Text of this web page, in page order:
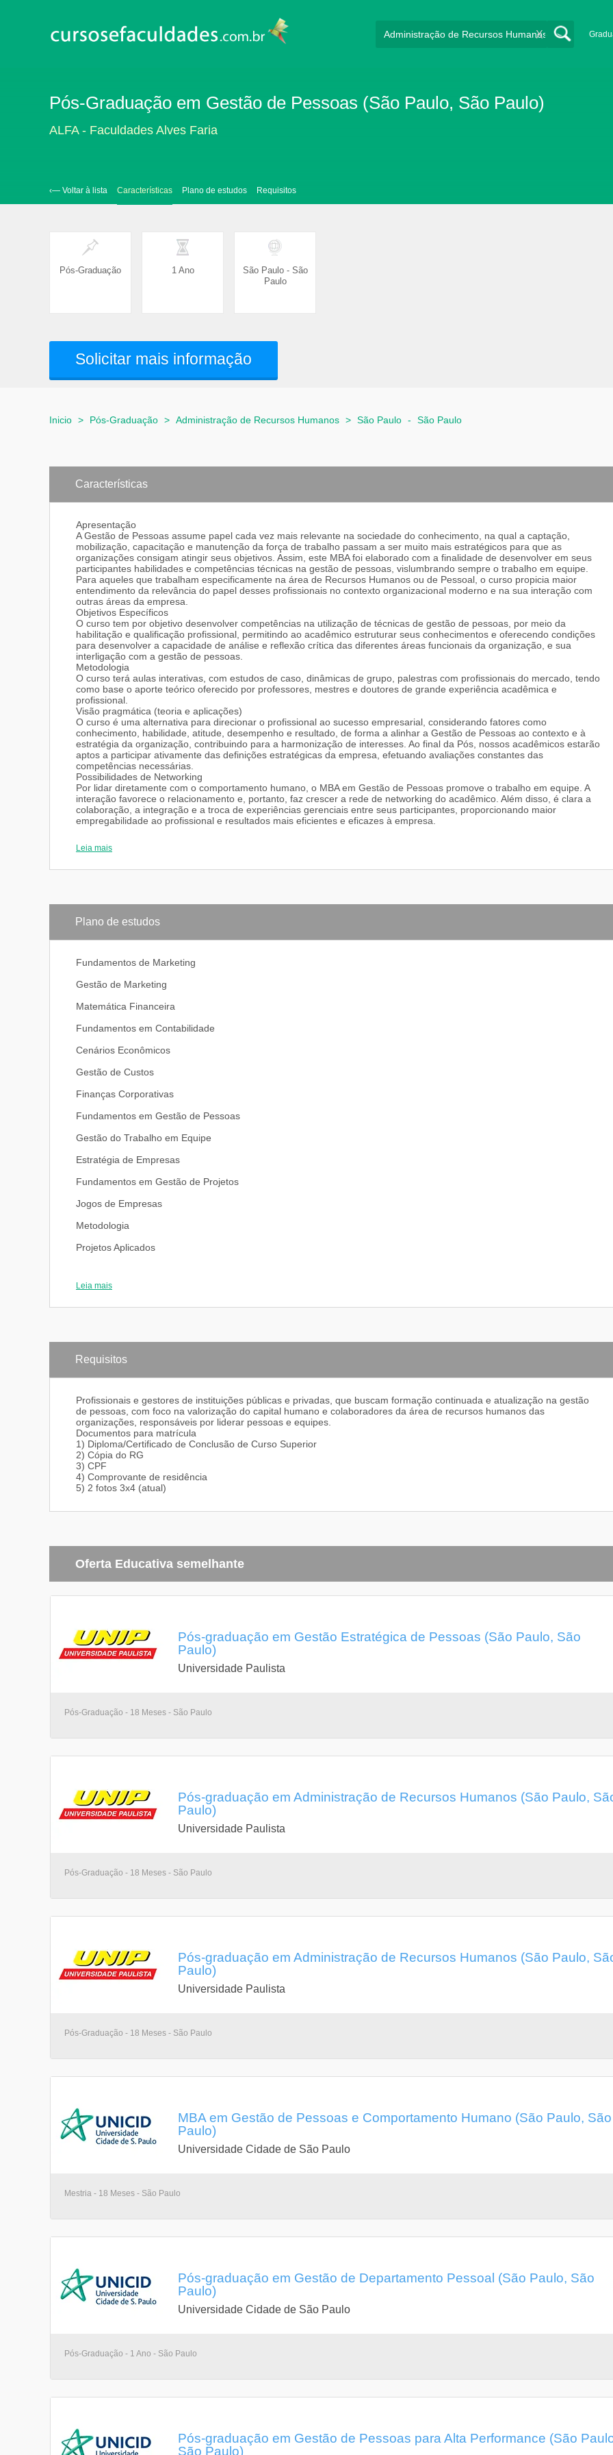
X
Pós-Graduação em Gestão de Pessoas (São Paulo, São Paulo)
ALFA - Faculdades Alves Faria
‹— Voltar à lista Características Plano de estudos Requisitos
Pós-Graduação 1 Ano
São Paulo - São
Paulo
Solicitar mais informação
Inicio > Pós-Graduação > Administração de Recursos Humanos > São Paulo - São Paulo
Características
Apresentação
A Gestão de Pessoas assume papel cada vez mais relevante na sociedade do conhecimento, na qual a captação,
mobilização, capacitação e manutenção da força de trabalho passam a ser muito mais estratégicos para que as
organizações consigam atingir seus objetivos. Assim, este MBA foi elaborado com a finalidade de desenvolver em seus
participantes habilidades e competências técnicas na gestão de pessoas, vislumbrando sempre o trabalho em equipe.
Para aqueles que trabalham especificamente na área de Recursos Humanos ou de Pessoal, o curso propicia maior
entendimento da relevância do papel desses profissionais no contexto organizacional moderno e na sua interação com
outras áreas da empresa.
Objetivos Específicos
O curso tem por objetivo desenvolver competências na utilização de técnicas de gestão de pessoas, por meio da
habilitação e qualificação profissional, permitindo ao acadêmico estruturar seus conhecimentos e oferecendo condições
para desenvolver a capacidade de análise e reflexão crítica das diferentes áreas funcionais da organização, e sua
interligação com a gestão de pessoas.
Metodologia
O curso terá aulas interativas, com estudos de caso, dinâmicas de grupo, palestras com profissionais do mercado, tendo
como base o aporte teórico oferecido por professores, mestres e doutores de grande experiência acadêmica e
profissional.
Visão pragmática (teoria e aplicações)
O curso é uma alternativa para direcionar o profissional ao sucesso empresarial, considerando fatores como
conhecimento, habilidade, atitude, desempenho e resultado, de forma a alinhar a Gestão de Pessoas ao contexto e à
estratégia da organização, contribuindo para a harmonização de interesses. Ao final da Pós, nossos acadêmicos estarão
aptos a participar ativamente das definições estratégicas da empresa, efetuando avaliações constantes das
competências necessárias.
Possibilidades de Networking
Por lidar diretamente com o comportamento humano, o MBA em Gestão de Pessoas promove o trabalho em equipe. A
interação favorece o relacionamento e, portanto, faz crescer a rede de networking do acadêmico. Além disso, é clara a
colaboração, a integração e a troca de experiências gerenciais entre seus participantes, proporcionando maior
empregabilidade ao profissional e resultados mais eficientes e eficazes à empresa.
Leia mais
Plano de estudos
Fundamentos de Marketing
Gestão de Marketing
Matemática Financeira
Fundamentos em Contabilidade
Cenários Econômicos
Gestão de Custos
Finanças Corporativas
Fundamentos em Gestão de Pessoas
Gestão do Trabalho em Equipe
Estratégia de Empresas
Fundamentos em Gestão de Projetos
Jogos de Empresas
Metodologia
Projetos Aplicados
Leia mais
Requisitos
Profissionais e gestores de instituições públicas e privadas, que buscam formação continuada e atualização na gestão
de pessoas, com foco na valorização do capital humano e colaboradores da área de recursos humanos das
organizações, responsáveis por liderar pessoas e equipes.
Documentos para matrícula
1) Diploma/Certificado de Conclusão de Curso Superior
2) Cópia do RG
3) CPF
4) Comprovante de residência
5) 2 fotos 3x4 (atual)
Oferta Educativa semelhante
Pós-graduação em Gestão Estratégica de Pessoas (São Paulo, São
Paulo)
Universidade Paulista
Pós-Graduação - 18 Meses - São Paulo
Pós-graduação em Administração de Recursos Humanos (São Paulo,
Paulo)
Universidade Paulista
Pós-Graduação - 18 Meses - São Paulo
Pós-graduação em Administração de Recursos Humanos (São Paulo,
Paulo)
Universidade Paulista
Pós-Graduação - 18 Meses - São Paulo
MBA em Gestão de Pessoas e Comportamento Humano (São Paulo, São
Paulo)
Universidade Cidade de São Paulo
Mestria - 18 Meses - São Paulo
Pós-graduação em Gestão de Departamento Pessoal (São Paulo, São
Paulo)
Universidade Cidade de São Paulo
Pós-Graduação - 1 Ano - São Paulo
Pós-graduação em Gestão de Pessoas para Alta Performance (São
São Paulo)